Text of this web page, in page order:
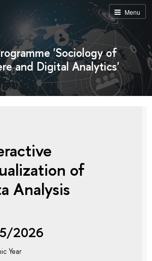
Menu
'Sociology of
and Digital Analytics'
of
Analysis
2026
Year